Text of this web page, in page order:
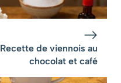
Recette de viennois au
chocolat et café